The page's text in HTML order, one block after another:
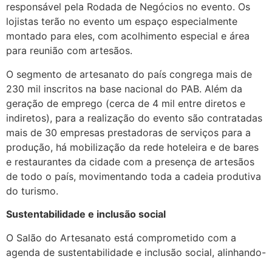
responsável pela Rodada de Negócios no evento. Os
lojistas terão no evento um espaço especialmente
montado para eles, com acolhimento especial e área
para reunião com artesãos.
O segmento de artesanato do país congrega mais de
230 mil inscritos na base nacional do PAB. Além da
geração de emprego (cerca de 4 mil entre diretos e
indiretos), para a realização do evento são contratadas
mais de 30 empresas prestadoras de serviços para a
produção, há mobilização da rede hoteleira e de bares
e restaurantes da cidade com a presença de artesãos
de todo o país, movimentando toda a cadeia produtiva
do turismo.
Sustentabilidade e inclusão social
O Salão do Artesanato está comprometido com a
agenda de sustentabilidade e inclusão social, alinhando-